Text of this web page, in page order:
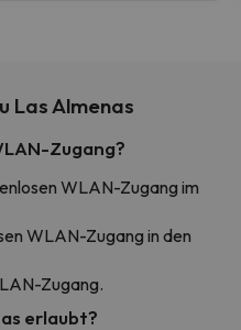
Las Almenas
Zugang?
WLAN-Zugang im
WLAN-Zugang in den
Zugang.
erlaubt?